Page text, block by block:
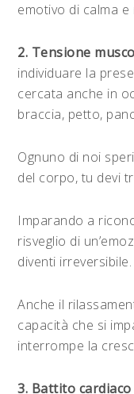
emotivo di calma
2. Tensione
individuare la
cercata anche in
braccia, petto,
Ognuno di noi
del corpo, tu devi
Imparando a
risveglio di
diventi irreversibile.
Anche il
capacità che si
interrompe la
3. Battito cardiaco